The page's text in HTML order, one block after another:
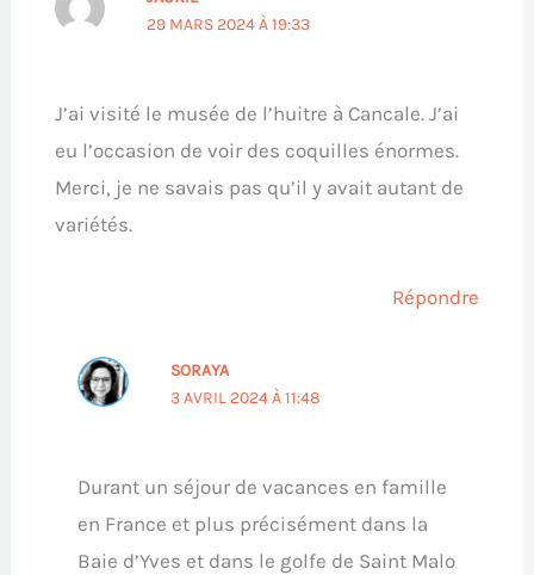
29 MARS 2024 À 19:33
J’ai visité le musée de l’huitre à Cancale. J’ai
eu l’occasion de voir des coquilles énormes.
Merci, je ne savais pas qu’il y avait autant de
variétés.
Répondre
SORAYA
3 AVRIL 2024 À 11:48
Durant un séjour de vacances en famille
en France et plus précisément dans la
Baie d’Yves et dans le golfe de Saint Malo